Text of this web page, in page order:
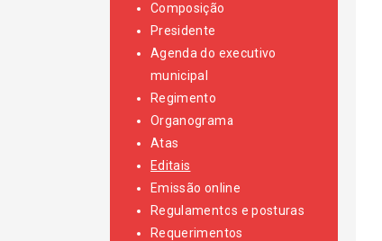
Composição
Presidente
Agenda do executivo
municipal
Regimento
Organograma
Atas
Editais
Emissão online
Regulamentos e posturas
Requerimentos